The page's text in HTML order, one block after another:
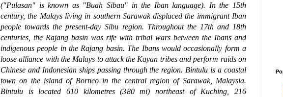
("Pulasan" is known as "Buah Sibau" in the Iban language). In the 15th
century, the Malays living in southern Sarawak displaced the immigrant Iban
people towards the present-day Sibu region. Throughout the 17th and 18th
centuries, the Rajang basin was rife with tribal wars between the Ibans and
indigenous people in the Rajang basin. The Ibans would occasionally form a
loose alliance with the Malays to attack the Kayan tribes and perform raids on
Chinese and Indonesian ships passing through the region. Bintulu is a coastal
town on the island of Borneo in the central region of Sarawak, Malaysia.
Bintulu is located 610 kilometres (380 mi) northeast of Kuching, 216